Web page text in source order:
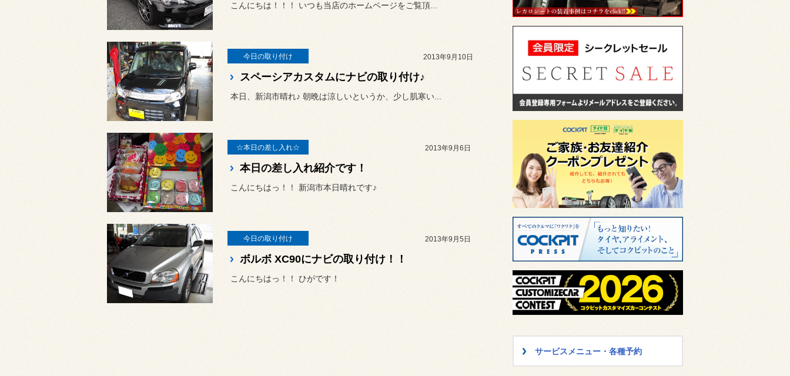
こんにちは！！！ いつも当店のホームページをご覧頂...
今日の取り付け 2013年9月10日
スペーシアカスタムにナビの取り付け♪
本日、新潟市晴れ♪ 朝晩は涼しいというか、少し肌寒い...
☆本日の差し入れ☆ 2013年9月6日
本日の差し入れ紹介です！
こんにちはっ！！ 新潟市本日晴れです♪
今日の取り付け 2013年9月5日
ボルボ XC90にナビの取り付け！！
こんにちはっ！！ ひがです！
サービスメニュー・各種予約